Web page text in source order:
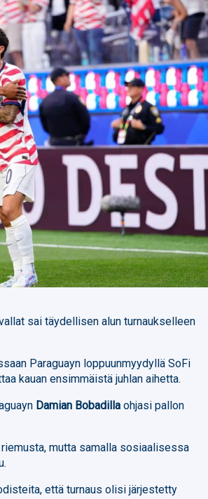
sai täydellisen alun turnaukselleen
Paraguayn loppuunmyydyllä SoFi
kauan ensimmäistä juhlan aihetta.
Damian Bobadilla ohjasi pallon
mutta samalla sosiaalisessa
että turnaus olisi järjestetty